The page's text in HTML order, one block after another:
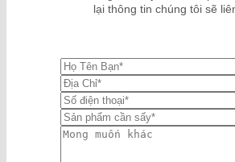
lại thông tin chúng tôi sẽ